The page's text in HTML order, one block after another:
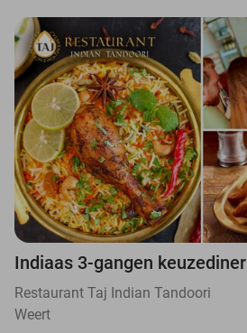
Indiaas 3-gangen keuzediner
Restaurant Taj Indian Tandoori
Weert